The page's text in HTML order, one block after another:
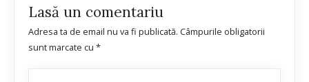
Lasă un comentariu
Adresa ta de email nu va fi publicată. Câmpurile obligatorii
sunt marcate cu *